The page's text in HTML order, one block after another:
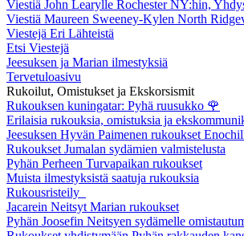
Viestiä John Learylle Rochester NY:hin,
Viestiä Maureen Sweeney-Kylen North
Viestejä Eri Lähteistä
Etsi Viestejä
Jeesuksen ja Marian ilmestyksiä
Tervetuloasivu
Rukoilut, Omistukset ja Ekskorsismit
Rukouksen kuningatar: Pyhä ruusukko 🌹
Erilaisia rukouksia, omistuksia ja
Jeesuksen Hyvän Paimenen rukoukset
Rukoukset Jumalan sydämien valmistelusta
Pyhän Perheen Turvapaikan rukoukset
Muista ilmestyksistä saatuja rukouksia
Rukousristeily
Jacarein Neitsyt Marian rukoukset
Pyhän Joosefin Neitsyen sydämelle